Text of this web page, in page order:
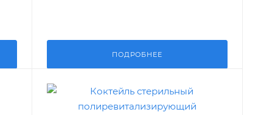
ПОДРОБНЕЕ